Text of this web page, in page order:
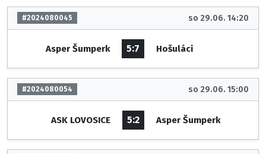
#2024080045 so 29.06. 14:20
Asper Šumperk 5:7 Hošuláci
#2024080054 so 29.06. 15:00
ASK LOVOSICE 5:2 Asper Šumperk